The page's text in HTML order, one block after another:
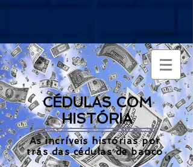
CÉDULAS COM
HISTÓRIA
As incríveis histórias por
trás das cédulas de banco